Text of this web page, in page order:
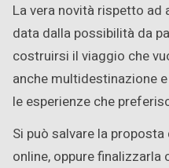
La vera novità rispetto
data dalla possibilità da
costruirsi il viaggio che
anche multidestinazione
le esperienze che
Si può salvare la
online, oppure finalizzarla